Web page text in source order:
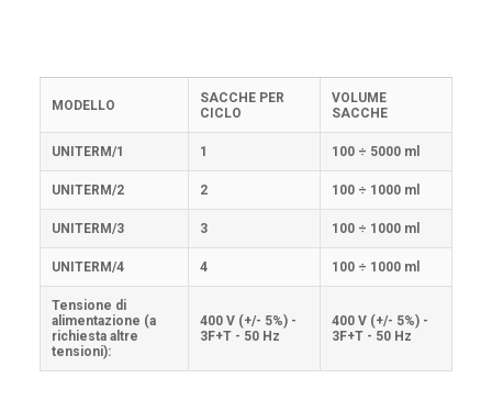
MODELLO
SACCHE PER
CICLO
VOLUME
SACCHE
UNITERM/1 1 100 ÷ 5000 ml
UNITERM/2 2 100 ÷ 1000 ml
UNITERM/3 3 100 ÷ 1000 ml
UNITERM/4 4 100 ÷ 1000 ml
Tensione di
alimentazione (a
richiesta altre
tensioni):
400 V (+/- 5%) -
3F+T - 50 Hz
400 V (+/- 5%) -
3F+T - 50 Hz